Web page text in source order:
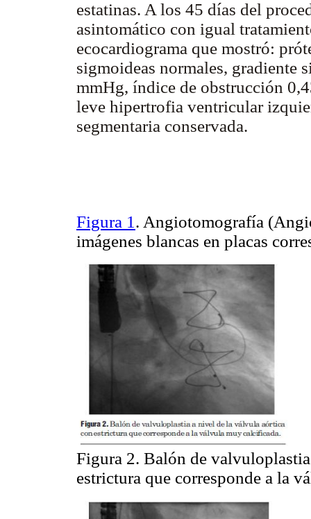
estatinas. A los 45 días del
asintomático con igual
ecocardiograma que mostró:
sigmoideas normales, gradiente
mmHg, índice de obstrucción
leve hipertrofia ventricular
segmentaria conservada.
Figura 1 . Angiotomografía
imágenes blancas en placas
Figura 2. Balón de
estrictura que corresponde a la